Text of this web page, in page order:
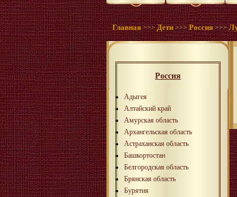
Главная >>>Дети >>>Россия >>>
Россия
Адыгея
Алтайский край
Амурская область
Архангельская область
Астраханская область
Башкортостан
Белгородская область
Брянская область
Бурятия